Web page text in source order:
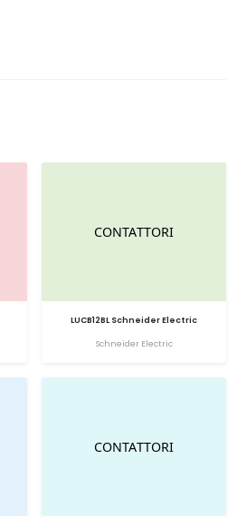
LUCB12BL Schneider Electric
Schneider Electric